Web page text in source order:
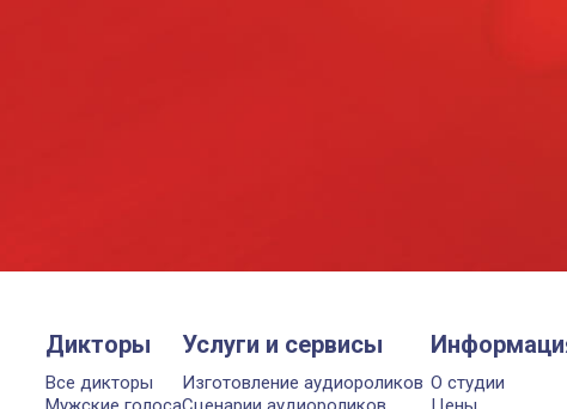
Дикторы
Все дикторы
Услуги и сервисы
Изготовление аудиороликов О студии